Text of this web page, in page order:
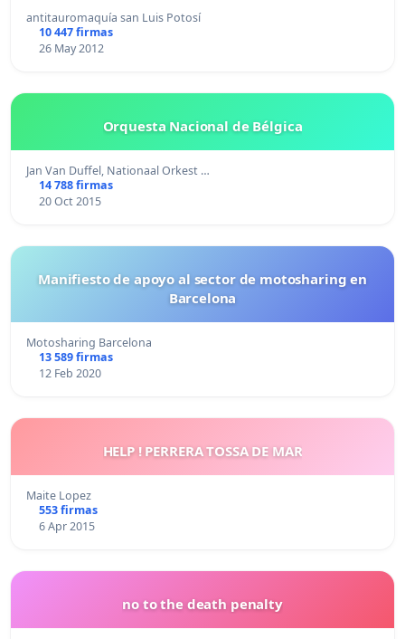
antitauromaquía san Luis Potosí
10 447 firmas
26 May 2012
Orquesta Nacional de Bélgica
Jan Van Duffel, Nationaal Orkest …
14 788 firmas
20 Oct 2015
Manifiesto de apoyo al sector de motosharing en
Barcelona
Motosharing Barcelona
13 589 firmas
12 Feb 2020
HELP ! PERRERA TOSSA DE MAR
Maite Lopez
553 firmas
6 Apr 2015
no to the death penalty